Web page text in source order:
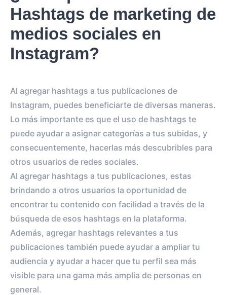
Hashtags de marketing de
medios sociales en
Instagram?
Al agregar hashtags a tus publicaciones de
Instagram, puedes beneficiarte de diversas maneras.
Lo más importante es que el uso de hashtags te
puede ayudar a asignar categorías a tus subidas, y
consecuentemente, hacerlas más descubribles para
otros usuarios de redes sociales.
Al agregar hashtags a tus publicaciones, estas
brindando a otros usuarios la oportunidad de
encontrar tu contenido con facilidad a través de la
búsqueda de esos hashtags en la plataforma.
Además, agregar hashtags relevantes a tus
publicaciones también puede ayudar a ampliar tu
audiencia y ayudar a hacer que tu perfil sea más
visible para una gama más amplia de personas en
general.